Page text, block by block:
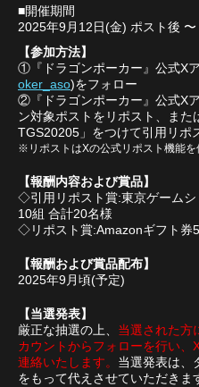
■開催期間
2025年9月12日(金) ポスト後
【参加方法】
①『ドラゴンポーカー』公式X
oker_aso)をフォロー
②『ドラゴンポーカー』公式X
ン対象ポストをリポスト、また
TGS20205」をつけて引用リポ
※リポストはXの公式リポスト機能を
【報酬内容および賞品】
◇引用リポスト賞:東京ゲーム
10組 合計20名様
◇リポスト賞:Amazonギフト券
【報酬および賞品配布】
2025年9月頃(予定)
【当選発表】
厳正な抽選の上、 当選された方
カウントからフォローを行い
連絡いたします。 当選発表は、
をもって代えさせていただきま